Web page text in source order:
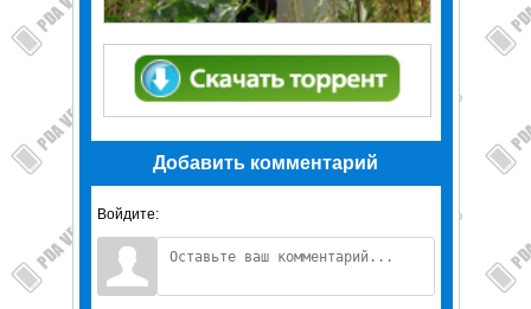
Добавить комментарий
Войдите: